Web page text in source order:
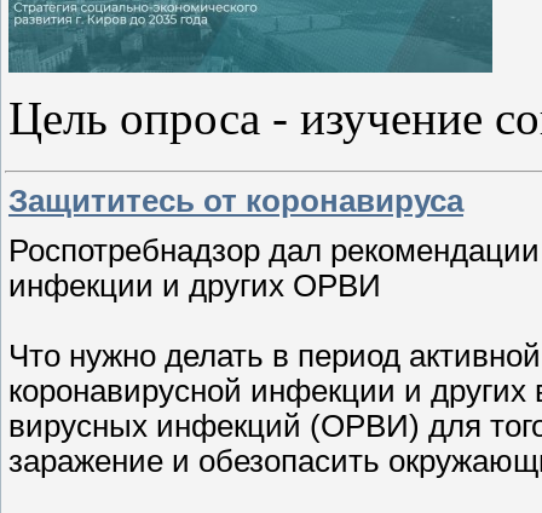
Цель опроса - изучение
Защититесь от коронавируса
Роспотребнадзор дал
инфекции и других ОРВИ
Что нужно делать в период
коронавирусной инфекции и
вирусных инфекций (ОРВИ) для
заражение и обезопасить